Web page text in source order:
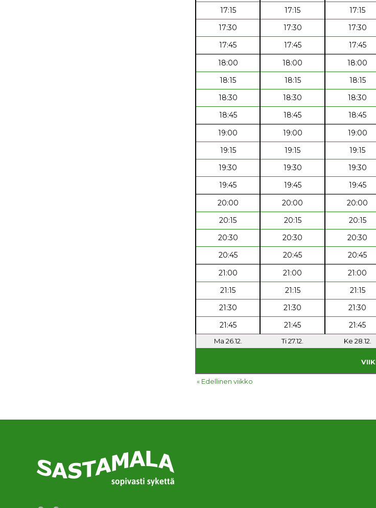
17:15
17:15 17:15
17:30
17:30 17:30
17:45
17:45 17:45
18:00
18:00 18:00
18:15
18:15 18:15
18:30
18:30 18:30
18:45
18:45 18:45
19:00
19:00 19:00
19:15
19:15 19:15
19:30
19:30 19:30
19:45
19:45 19:45
20:00
20:00 20:00
20:15
20:15 20:15
20:30
20:30 20:30
20:45
20:45 20:45
21:00
21:00 21:00
21:15
21:15 21:15
21:30
21:30 21:30
21:45
21:45 21:45
Ma 26.12. Ti 27.12. Ke 28.12.
« Edellinen viikko